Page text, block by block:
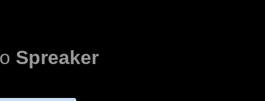
Spreaker